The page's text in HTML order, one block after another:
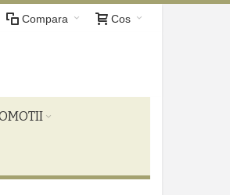
Cos
Compara